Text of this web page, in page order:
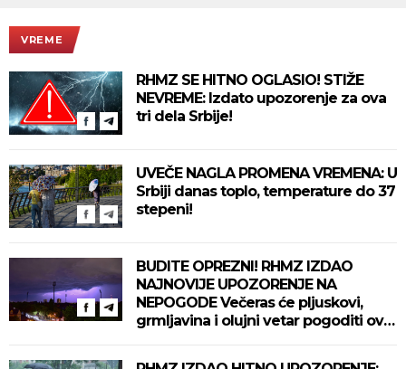
VREME
RHMZ SE HITNO OGLASIO! STIŽE
NEVREME: Izdato upozorenje za ova
tri dela Srbije!
UVEČE NAGLA PROMENA VREMENA: U
Srbiji danas toplo, temperature do 37
stepeni!
BUDITE OPREZNI! RHMZ IZDAO
NAJNOVIJE UPOZORENJE NA
NEPOGODE Večeras će pljuskovi,
grmljavina i olujni vetar pogoditi ove